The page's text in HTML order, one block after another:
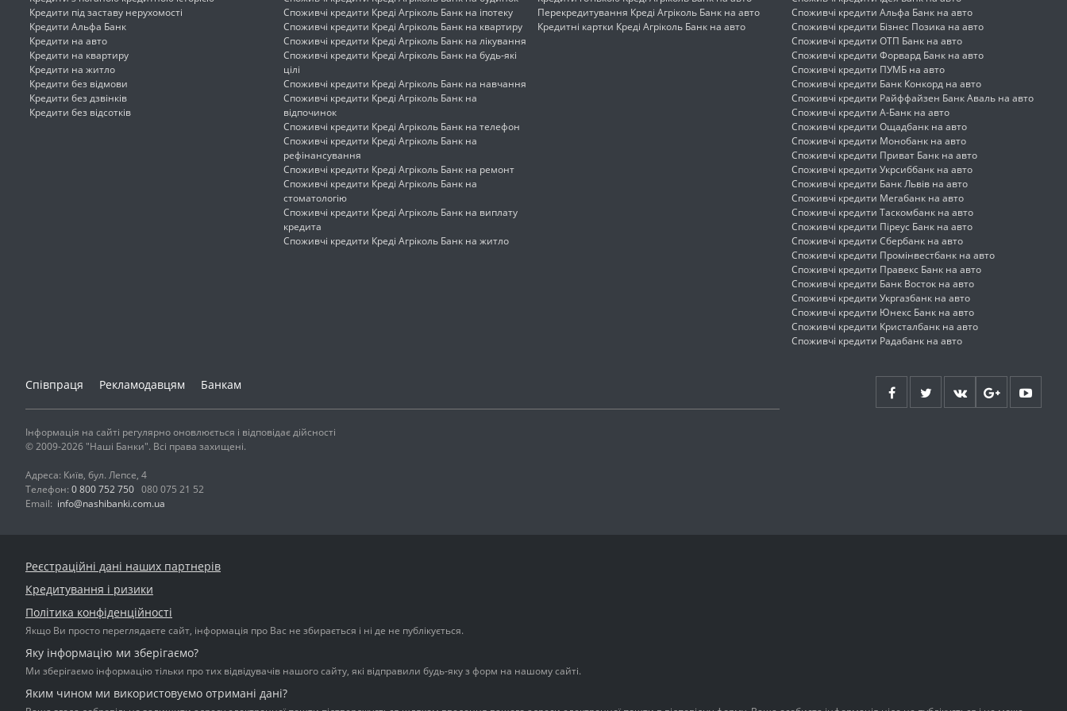
Кредити під заставу нерухомості
Кредити Альфа Банк
Кредити на авто
Кредити на квартиру
Кредити на житло
Кредити без відмови
Кредити без дзвінків
Кредити без відсотків
Споживчі кредити Креді Агріколь Банк на іпотеку
Споживчі кредити Креді Агріколь Банк на квартиру
Споживчі кредити Креді Агріколь Банк на лікування
Споживчі кредити Креді Агріколь Банк на будь-які
цілі
Споживчі кредити Креді Агріколь Банк на навчання
Споживчі кредити Креді Агріколь Банк на
відпочинок
Споживчі кредити Креді Агріколь Банк на телефон
Споживчі кредити Креді Агріколь Банк на
рефінансування
Споживчі кредити Креді Агріколь Банк на ремонт
Споживчі кредити Креді Агріколь Банк на
стоматологію
Споживчі кредити Креді Агріколь Банк на виплату
кредита
Споживчі кредити Креді Агріколь Банк на житло
Перекредитування Креді Агріколь Банк на авто
Кредитні картки Креді Агріколь Банк на авто
Споживчі кредити Альфа Банк на авто
Споживчі кредити Бізнес Позика на авто
Споживчі кредити ОТП Банк на авто
Споживчі кредити Форвард Банк на авто
Споживчі кредити ПУМБ на авто
Споживчі кредити Банк Конкорд на авто
Споживчі кредити Райффайзен Банк Аваль на авто
Споживчі кредити А-Банк на авто
Споживчі кредити Ощадбанк на авто
Споживчі кредити Монобанк на авто
Споживчі кредити Приват Банк на авто
Споживчі кредити Укрсиббанк на авто
Споживчі кредити Банк Львів на авто
Споживчі кредити Мегабанк на авто
Споживчі кредити Таскомбанк на авто
Споживчі кредити Піреус Банк на авто
Споживчі кредити Сбербанк на авто
Споживчі кредити Промінвестбанк на авто
Споживчі кредити Правекс Банк на авто
Споживчі кредити Банк Восток на авто
Споживчі кредити Укргазбанк на авто
Споживчі кредити Юнекс Банк на авто
Споживчі кредити Кристалбанк на авто
Споживчі кредити Радабанк на авто
Співпраця Рекламодавцям Банкам
Інформація на сайті регулярно оновлюється і відповідає дійсності
© 2009-2026 "Наші Банки". Всі права захищені.
Адреса: Київ, бул. Лепсе, 4
Телефон: 0 800 752 750 080 075 21 52
Email: info@nashibanki.com.ua
Реєстраційні дані наших партнерів
Кредитування і ризики
Політика конфіденційності
Якщо Ви просто переглядаєте сайт, інформація про Вас не збирається і ні де не публікується.
Яку інформацію ми зберігаємо?
Ми зберігаємо інформацію тільки про тих відвідувачів нашого сайту, які відправили будь-яку з форм на нашому сайті.
Яким чином ми використовуємо отримані дані?